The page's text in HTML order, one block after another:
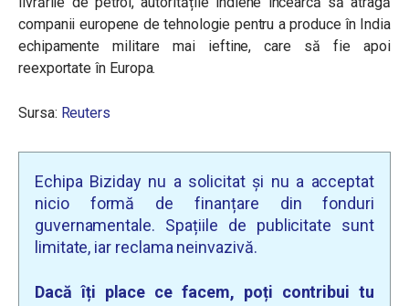
companii europene de tehnologie pentru a produce în India
echipamente militare mai ieftine, care să fie apoi
reexportate în Europa.
Sursa: Reuters
Echipa Biziday nu a solicitat și nu a acceptat
nicio formă de finanțare din fonduri
guvernamentale. Spațiile de publicitate sunt
limitate, iar reclama neinvazivă.
Dacă îți place ce facem, poți contribui tu